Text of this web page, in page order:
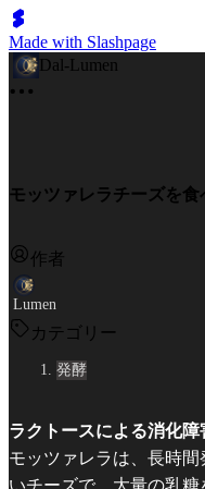
Made with Slashpage
Dal-Lumen
モッツァレラチーズを
作者
Lumen
カテゴリー
発酵
ラクトースによる消化
モッツァレラは、長時